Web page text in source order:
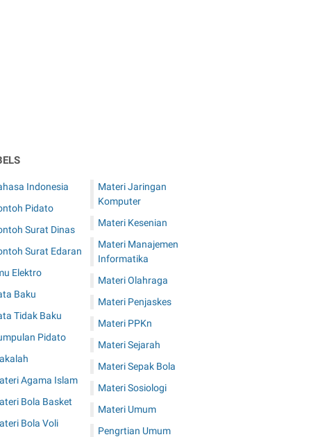
Indonesia
Pidato
Surat Dinas
Surat Edaran
Elektro
Baku
Tidak Baku
Pidato
Agama Islam
Bola Basket
Bola Voli
Materi Jaringan
Komputer
Materi Kesenian
Materi Manajemen
Informatika
Materi Olahraga
Materi Penjaskes
Materi PPKn
Materi Sejarah
Materi Sepak Bola
Materi Sosiologi
Materi Umum
Pengrtian Umum